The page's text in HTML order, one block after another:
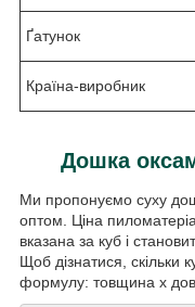
Ґатунок
Країна-виробник
Дошка
Ми пропонуємо суху
оптом. Ціна
вказана за куб і
Щоб дізнатися, скільки
формулу: товщина x